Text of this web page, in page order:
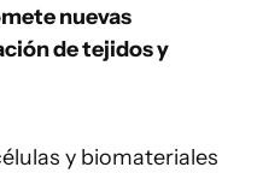
nuevas
de tejidos y
y biomateriales